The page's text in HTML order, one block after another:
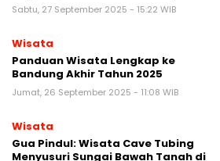
Sabtu, 27 September 2025 - 15:22 WIB
Wisata
Panduan Wisata Lengkap ke
Bandung Akhir Tahun 2025
Jumat, 26 September 2025 - 11:08 WIB
Wisata
Gua Pindul: Wisata Cave Tubing
Menyusuri Sungai Bawah Tanah di